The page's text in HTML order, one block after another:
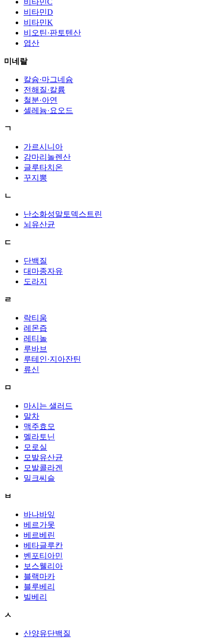
비타민D
비타민K
비오틴·판토텐산
엽산
미네랄
칼슘·마그네슘
전해질·칼륨
철분·아연
셀레늄·요오드
ㄱ
가르시니아
감마리놀렌산
글루타치온
꾸지뽕
ㄴ
난소화성말토덱스트린
뇌유산균
ㄷ
단백질
대마종자유
도라지
ㄹ
락티움
레몬즙
레티놀
루바브
루테인·지아잔틴
류신
ㅁ
마시는 샐러드
말차
맥주효모
멜라토닌
모로실
모발유산균
모발콜라겐
밀크씨슬
ㅂ
바나바잎
베르가못
베르베린
베타글루칸
벤포티아민
보스웰리아
블랙마카
블루베리
빌베리
ㅅ
산양유단백질